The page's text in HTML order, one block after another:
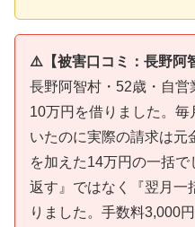
⚠️【被害口コミ：長野阿
長野阿智村・52歳・自
10万円を借りました。
いたのに実際の請求は元
を加えた14万円の一括
返す』ではなく『翌月一
りました。手数料3,000